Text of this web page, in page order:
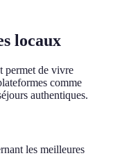
locaux
permet de vivre
comme
authentiques.
les meilleures